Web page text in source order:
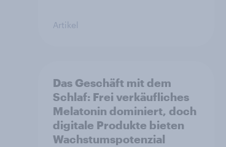
Artikel
Das Geschäft mit dem
Schlaf: Frei verkäufliches
Melatonin dominiert, doch
digitale Produkte bieten
Wachstumspotenzial